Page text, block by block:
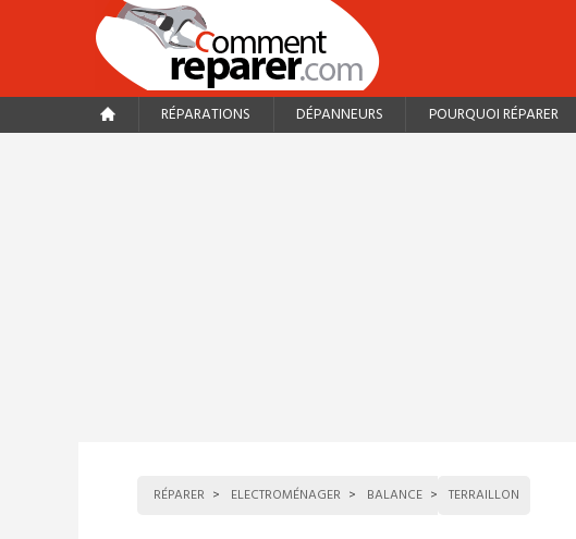
RÉPARATIONS DÉPANNEURS POURQUOI RÉPARER
RÉPARER ELECTROMÉNAGER BALANCE TERRAILLON